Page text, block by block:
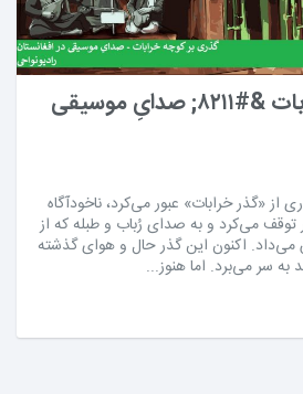
گذری بر کوچه خرابات &#۸۲۱۱; صدایِ موسیقی
از «گذر خرابات» عبور می‌کرد، ناخودآگاه
می‌کرد و به صدای رُباب و طبله که از
اکنون این گذر حال و هوای گذشته
به سر می‌برد. اما هنوز...